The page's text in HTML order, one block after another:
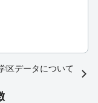
区データについて